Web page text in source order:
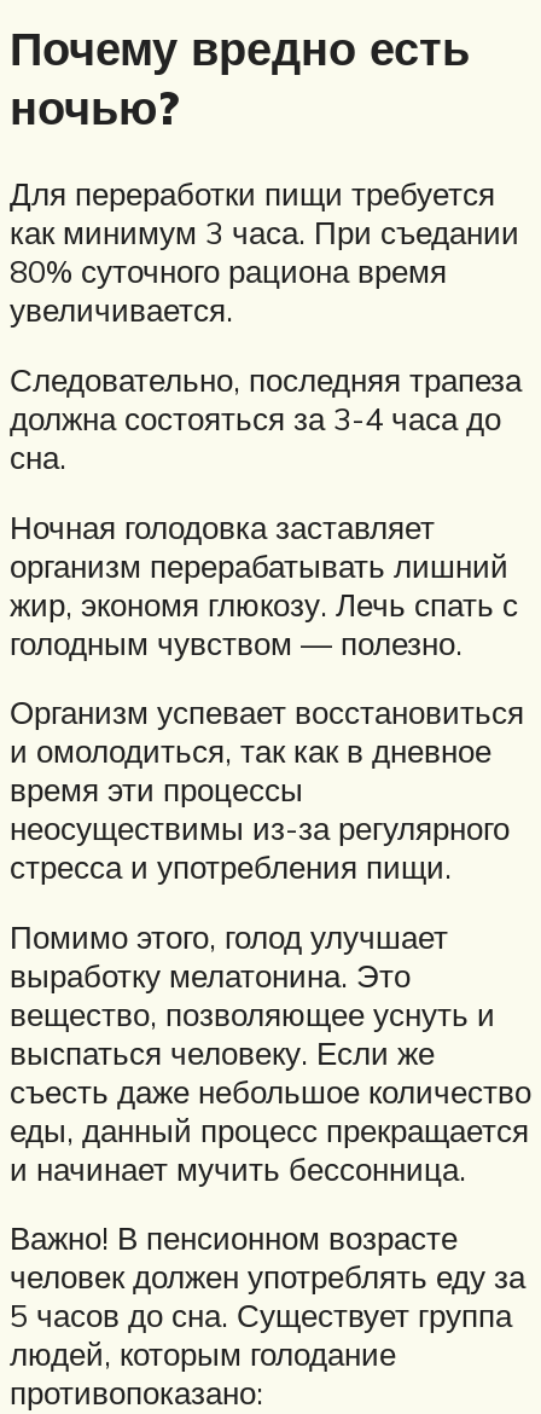
Почему вредно есть
ночью?
Для переработки пищи требуется
как минимум 3 часа. При съедании
80% суточного рациона время
увеличивается.
Следовательно, последняя трапеза
должна состояться за 3-4 часа до
сна.
Ночная голодовка заставляет
организм перерабатывать лишний
жир, экономя глюкозу. Лечь спать с
голодным чувством — полезно.
Организм успевает восстановиться
и омолодиться, так как в дневное
время эти процессы
неосуществимы из-за регулярного
стресса и употребления пищи.
Помимо этого, голод улучшает
выработку мелатонина. Это
вещество, позволяющее уснуть и
выспаться человеку. Если же
съесть даже небольшое количество
еды, данный процесс прекращается
и начинает мучить бессонница.
Важно! В пенсионном возрасте
человек должен употреблять еду за
5 часов до сна. Существует группа
людей, которым голодание
противопоказано: